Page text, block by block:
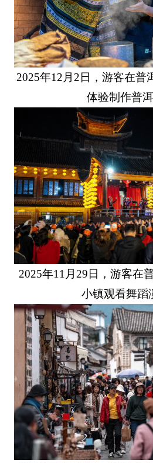
2025年12月2日，游客在普
体验制作普洱
2025年11月29日，游客在
小镇观看舞蹈